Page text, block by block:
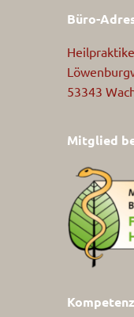
Büro-
53343
Mitglied